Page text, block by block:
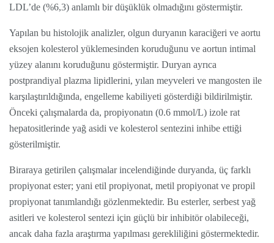
LDL’de (%6,3) anlamlı bir düşüklük olmadığını göstermiştir.
Yapılan bu histolojik analizler, olgun duryanın karaciğeri ve aortu
eksojen kolesterol yüklemesinden koruduğunu ve aortun intimal
yüzey alanını koruduğunu göstermiştir. Duryan ayrıca
postprandiyal plazma lipidlerini, yılan meyveleri ve mangosten ile
karşılaştırıldığında, engelleme kabiliyeti gösterdiği bildirilmiştir.
Önceki çalışmalarda da, propiyonatın (0.6 mmol/L) izole rat
hepatositlerinde yağ asidi ve kolesterol sentezini inhibe ettiği
gösterilmiştir.
Biraraya getirilen çalışmalar incelendiğinde duryanda, üç farklı
propiyonat ester; yani etil propiyonat, metil propiyonat ve propil
propiyonat tanımlandığı gözlenmektedir. Bu esterler, serbest yağ
asitleri ve kolesterol sentezi için güçlü bir inhibitör olabileceği,
ancak daha fazla araştırma yapılması gerekliliğini göstermektedir.